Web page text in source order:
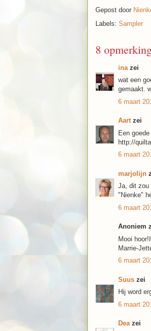
Gepost door
Labels: Sampler
8
ina zei
wat een
gemaakt.
6 maart
Aartzei
Een
http://
6 maart
marjolijn
Ja, dit zou
"Nienke"
6 maart
Anoniem
Mooi
Marrie-
6 maart
Suus zei
Hij word
6 maart
Deazei